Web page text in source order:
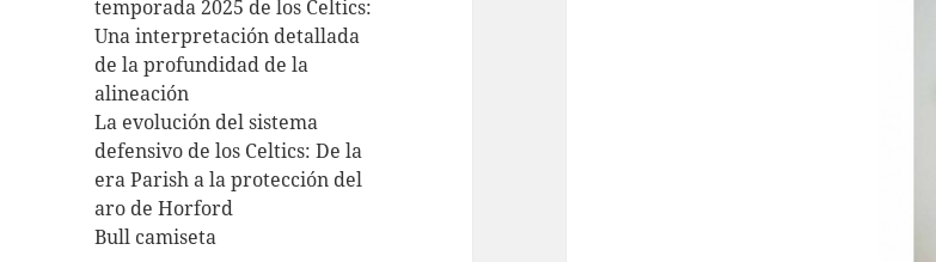
temporada 2025 de los Celtics:
Una interpretación detallada
de la profundidad de la
alineación
La evolución del sistema
defensivo de los Celtics: De la
era Parish a la protección del
aro de Horford
Bull camiseta